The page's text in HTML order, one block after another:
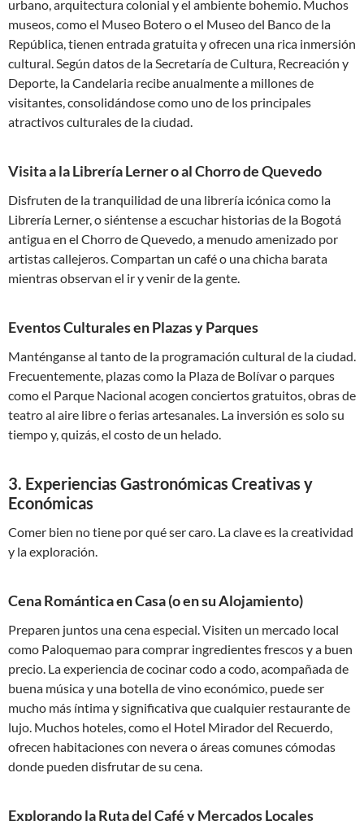
urbano, arquitectura colonial y el ambiente bohemio. Muchos
museos, como el Museo Botero o el Museo del Banco de la
República, tienen entrada gratuita y ofrecen una rica inmersión
cultural. Según datos de la Secretaría de Cultura, Recreación y
Deporte, la Candelaria recibe anualmente a millones de
visitantes, consolidándose como uno de los principales
atractivos culturales de la ciudad.
Visita a la Librería Lerner o al Chorro de Quevedo
Disfruten de la tranquilidad de una librería icónica como la
Librería Lerner, o siéntense a escuchar historias de la Bogotá
antigua en el Chorro de Quevedo, a menudo amenizado por
artistas callejeros. Compartan un café o una chicha barata
mientras observan el ir y venir de la gente.
Eventos Culturales en Plazas y Parques
Manténganse al tanto de la programación cultural de la ciudad.
Frecuentemente, plazas como la Plaza de Bolívar o parques
como el Parque Nacional acogen conciertos gratuitos, obras de
teatro al aire libre o ferias artesanales. La inversión es solo su
tiempo y, quizás, el costo de un helado.
3. Experiencias Gastronómicas Creativas y
Económicas
Comer bien no tiene por qué ser caro. La clave es la creatividad
y la exploración.
Cena Romántica en Casa (o en su Alojamiento)
Preparen juntos una cena especial. Visiten un mercado local
como Paloquemao para comprar ingredientes frescos y a buen
precio. La experiencia de cocinar codo a codo, acompañada de
buena música y una botella de vino económico, puede ser
mucho más íntima y significativa que cualquier restaurante de
lujo. Muchos hoteles, como el Hotel Mirador del Recuerdo,
ofrecen habitaciones con nevera o áreas comunes cómodas
donde pueden disfrutar de su cena.
Explorando la Ruta del Café y Mercados Locales